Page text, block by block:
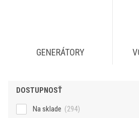
GENERÁTORY
DOSTUPNOSŤ
Na sklade (294)